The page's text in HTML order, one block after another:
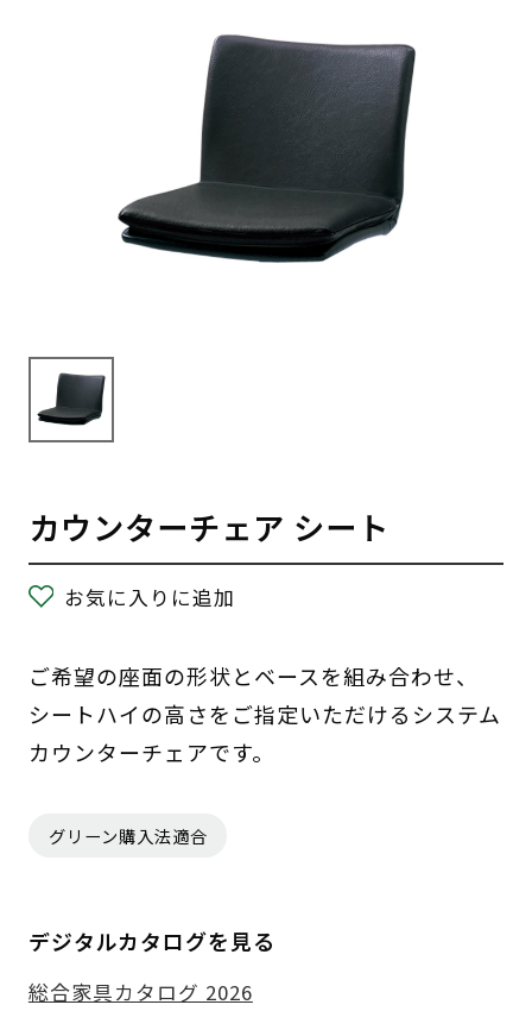
カウンターチェア シート
お気に入りに追加
ご希望の座面の形状とベースを組み合わせ、
シートハイの高さをご指定いただけるシステム
カウンターチェアです。
グリーン購入法適合
デジタルカタログを見る
総合家具カタログ 2026